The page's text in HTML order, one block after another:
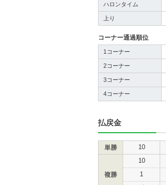
ハロンタイム
上り
コーナー通過順位
1コーナー
2コーナー
3コーナー
4コーナー
払戻金
単勝 10
複勝
10
1